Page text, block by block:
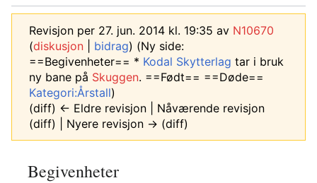
Revisjon per 27. jun. 2014 kl. 19:35 av N10670
(diskusjon bidrag) (Ny side:
==Begivenheter== * Kodal Skytterlag tar i bruk
ny bane på Skuggen. ==Født== ==Døde==
Kategori:Årstall)
(diff) ← Eldre revisjon | Nåværende revisjon
(diff) | Nyere revisjon → (diff)
Begivenheter